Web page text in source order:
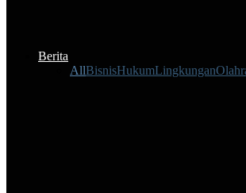
Berita
AllBisnisHukumLingkungan